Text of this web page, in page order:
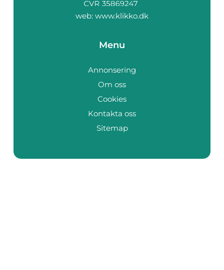
web: www.klikko.dk
Menu
Annonsering
Om oss
Cookies
Kontakta oss
Sitemap